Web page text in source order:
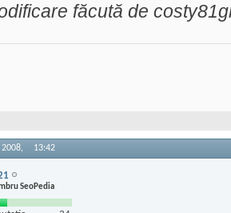
făcută de
13:42
SeoPedia